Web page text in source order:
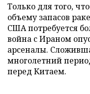
Только для того,
объему запасов
США потребуется
война с Ираном
арсеналы.
многолетний
перед Китаем.